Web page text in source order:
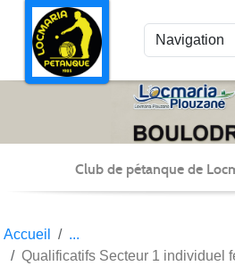
Club de pétanque de
Accueil
Qualificatifs Secteur 1 individuel
Panneau de gestion des cookies